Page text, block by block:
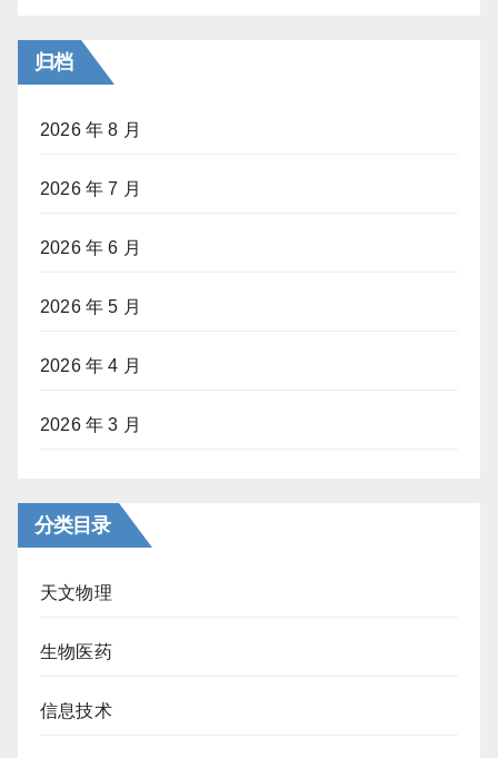
归档
2026 年 8 月
2026 年 7 月
2026 年 6 月
2026 年 5 月
2026 年 4 月
2026 年 3 月
分类目录
天文物理
生物医药
信息技术